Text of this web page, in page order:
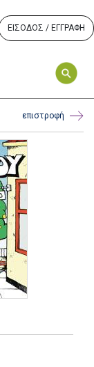
ΕΙΣΟΔΟΣ / ΕΓΓΡΑΦΗ
επιστροφή